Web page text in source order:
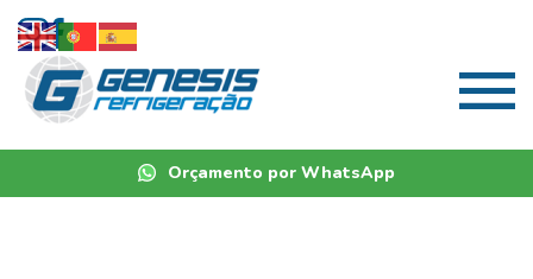
Orçamento por WhatsApp